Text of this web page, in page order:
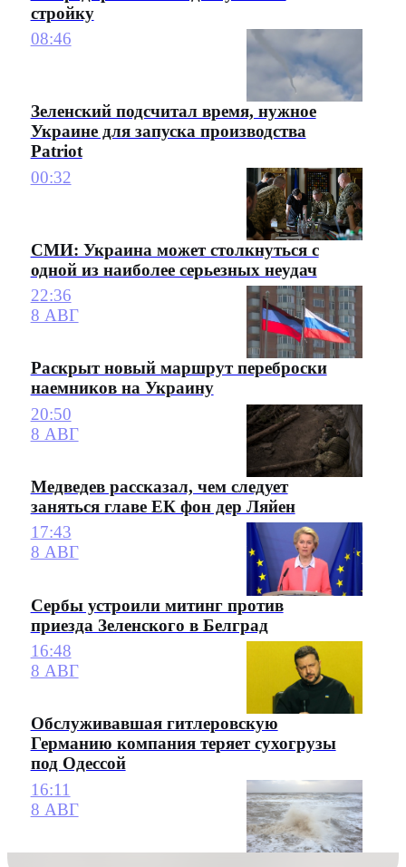
стройку
08:46
Зеленский подсчитал время, нужное
Украине для запуска производства
Patriot
00:32
СМИ: Украина может столкнуться с
одной из наиболее серьезных неудач
22:36
8 АВГ
Раскрыт новый маршрут переброски
наемников на Украину
20:50
8 АВГ
Медведев рассказал, чем следует
заняться главе ЕК фон дер Ляйен
17:43
8 АВГ
Сербы устроили митинг против
приезда Зеленского в Белград
16:48
8 АВГ
Обслуживавшая гитлеровскую
Германию компания теряет сухогрузы
под Одессой
16:11
8 АВГ